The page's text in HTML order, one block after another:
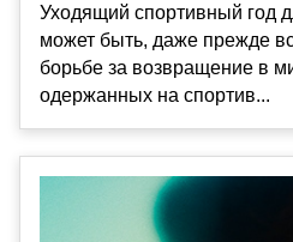
Уходящий спортивный год
может быть, даже прежде
борьбе за возвращение в
одержанных на спортив...